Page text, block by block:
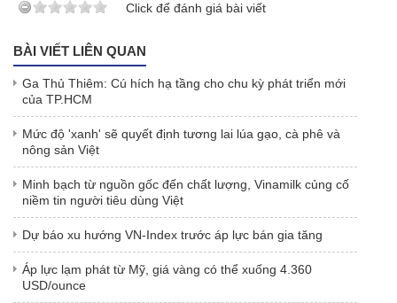
Click để đánh giá bài viết
BÀI VIẾT LIÊN QUAN
Ga Thủ Thiêm: Cú hích hạ tầng cho chu kỳ phát triển mới
của TP.HCM
Mức độ 'xanh' sẽ quyết định tương lai lúa gạo, cà phê và
nông sản Việt
Minh bạch từ nguồn gốc đến chất lượng, Vinamilk củng cố
niềm tin người tiêu dùng Việt
Dự báo xu hướng VN-Index trước áp lực bán gia tăng
Áp lực lạm phát từ Mỹ, giá vàng có thể xuống 4.360
USD/ounce